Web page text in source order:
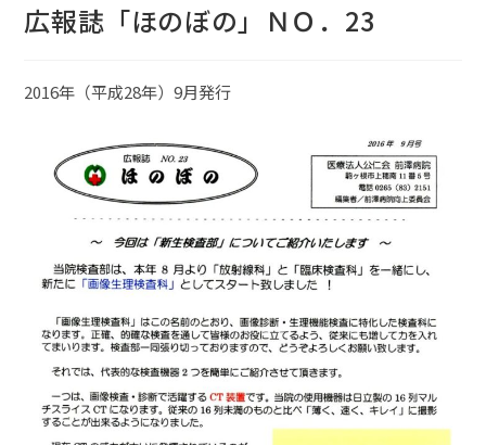
広報誌「ほのぼの」ＮＯ．23
2016年（平成28年）9月発行